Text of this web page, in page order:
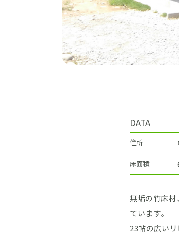
DATA
住所
床面積
無垢の竹床材
ています。
23帖の広い